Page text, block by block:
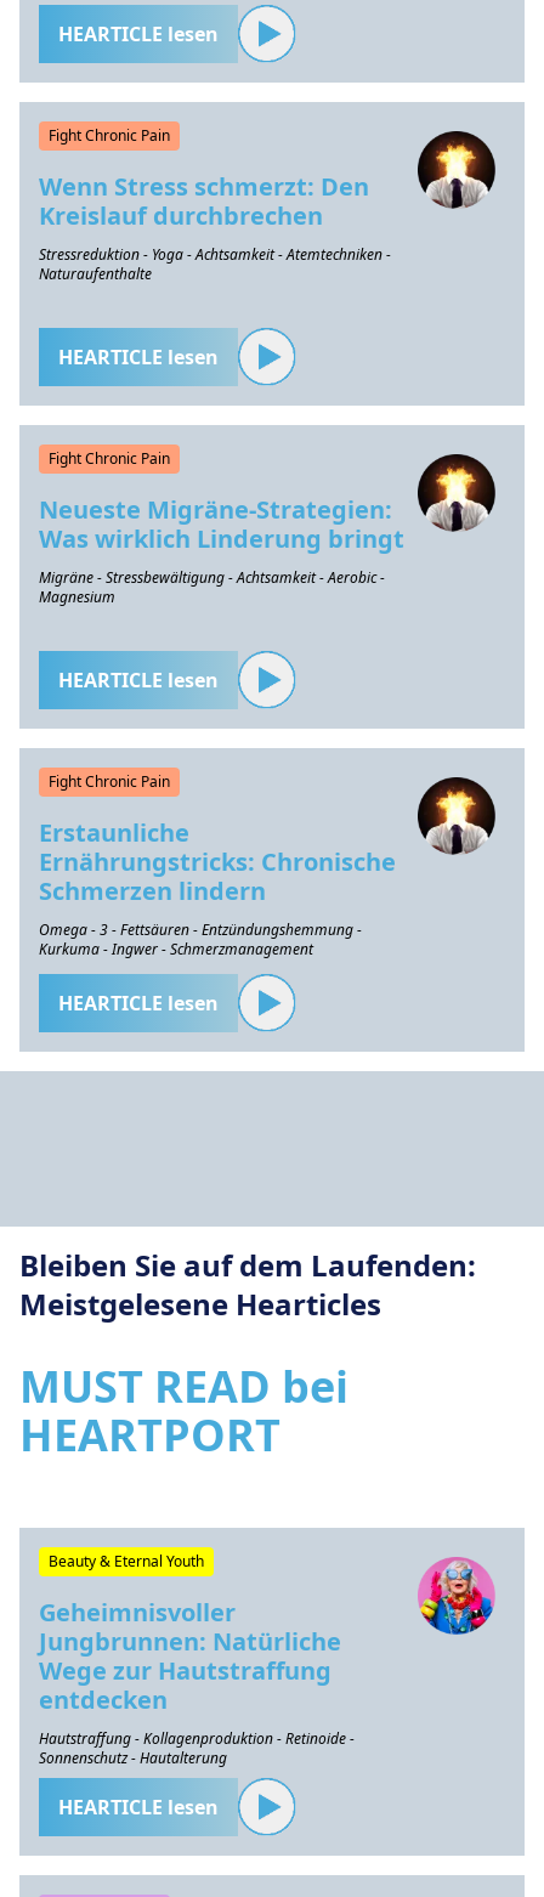
HEARTICLE lesen
Fight Chronic Pain
Wenn Stress schmerzt: Den
Kreislauf durchbrechen
Stressreduktion - Yoga - Achtsamkeit - Atemtechniken -
Naturaufenthalte
HEARTICLE lesen
Fight Chronic Pain
Neueste Migräne-Strategien:
Was wirklich Linderung bringt
Migräne - Stressbewältigung - Achtsamkeit - Aerobic -
Magnesium
HEARTICLE lesen
Fight Chronic Pain
Erstaunliche
Ernährungstricks: Chronische
Schmerzen lindern
Omega - 3 - Fettsäuren - Entzündungshemmung -
Kurkuma - Ingwer - Schmerzmanagement
HEARTICLE lesen
Bleiben Sie auf dem Laufenden:
Meistgelesene Hearticles
MUST READ bei
HEARTPORT
Beauty & Eternal Youth
Geheimnisvoller
Jungbrunnen: Natürliche
Wege zur Hautstraffung
entdecken
Hautstraffung - Kollagenproduktion - Retinoide -
Sonnenschutz - Hautalterung
HEARTICLE lesen